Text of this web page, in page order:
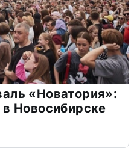
«Новатория»:
Новосибирске